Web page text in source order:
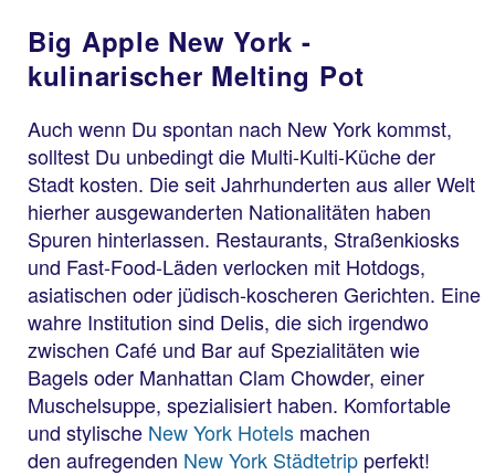
Big Apple New York -
kulinarischer Melting Pot
Auch wenn Du spontan nach New York kommst,
solltest Du unbedingt die Multi-Kulti-Küche der
Stadt kosten. Die seit Jahrhunderten aus aller Welt
hierher ausgewanderten Nationalitäten haben
Spuren hinterlassen. Restaurants, Straßenkiosks
und Fast-Food-Läden verlocken mit Hotdogs,
asiatischen oder jüdisch-koscheren Gerichten. Eine
wahre Institution sind Delis, die sich irgendwo
zwischen Café und Bar auf Spezialitäten wie
Bagels oder Manhattan Clam Chowder, einer
Muschelsuppe, spezialisiert haben. Komfortable
und stylische New York Hotels machen
den aufregenden New York Städtetrip perfekt!